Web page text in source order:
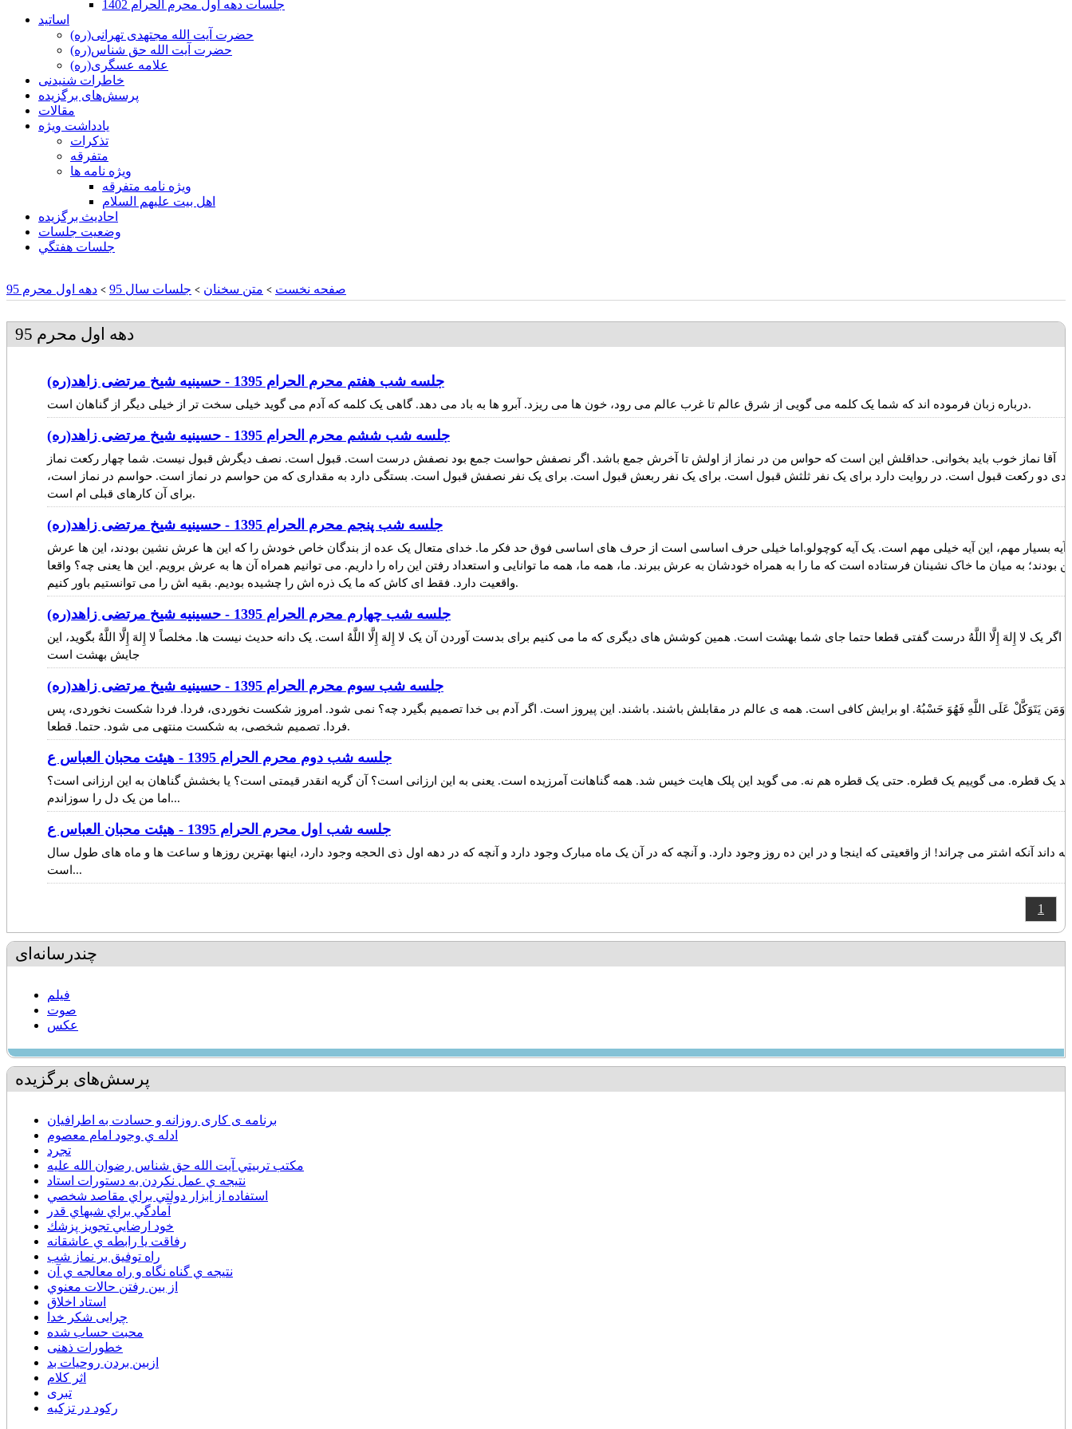
جلسات دهه اول محرم الحرام 1402
اساتید
حضرت آیت الله مجتهدی تهرانی(ره)
حضرت آیت الله حق شناس(ره)
علامه عسگری(ره)
خاطرات شنیدنی
پرسش‌های برگزیده
مقالات
یادداشت ویژه
تذكرات
متفرقه
ويژه نامه ها
ويژه نامه متفرقه
اهل بيت عليهم السلام
احادیث برگزیده
وضعیت جلسات
جلسات هفتگي
صفحه نخست > متن سخنان > جلسات سال 95 > دهه اول محرم 95
دهه اول محرم 95
جلسه شب هفتم محرم الحرام 1395 - حسینیه شیخ مرتضی زاهد(ره)
درباره زبان فرموده اند که شما یک کلمه می گویی از شرق عالم تا غرب عالم می رود، خون ها می ریزد. آبرو ها به باد می دهد. گاهی یک کلمه که آدم می گوید خیلی سخت تر از خیلی دیگر از گناهان است.
جلسه شب ششم محرم الحرام 1395 - حسینیه شیخ مرتضی زاهد(ره)
آقا نماز خوب باید بخوانی. حداقلش این است که حواس من در نماز از اولش تا آخرش جمع باشد. اگر نصفش حواست جمع بود نصفش درست است. قبول است. نصف دیگرش قبول نیست. شما چهار رکعت نماز
دو رکعت قبول است. در روایت دارد برای یک نفر ثلثش قبول است. برای یک نفر ربعش قبول است. برای یک نفر نصفش قبول است. بستگی دارد به مقداری که من حواسم در نماز است. حواسم در نماز است،
برای آن کارهای قبلی ام است.
جلسه شب پنجم محرم الحرام 1395 - حسینیه شیخ مرتضی زاهد(ره)
آیه بسیار مهم، این آیه خیلی مهم است. یک آیه کوچولو.اما خیلی حرف اساسی است از حرف های اساسی فوق حد فکر ما. خدای متعال یک عده از بندگان خاص خودش را که این ها عرش نشین بودند، این ها عرش
بودند؛ به میان ما خاک نشینان فرستاده است که ما را به همراه خودشان به عرش ببرند. ما، همه ما، همه ما توانایی و استعداد رفتن این راه را داریم. می توانیم همراه آن ها به عرش برویم. این ها یعنی چه؟ واقعا
واقعیت دارد. فقط ای کاش که ما یک ذره اش را چشیده بودیم. بقیه اش را می توانستیم باور کنیم.
جلسه شب چهارم محرم الحرام 1395 - حسینیه شیخ مرتضی زاهد(ره)
اگر یک لا إِلهَ إِلَّا اللَّهُ درست گفتی قطعا حتما جای شما بهشت است. همین کوشش های دیگری که ما می کنیم برای بدست آوردن آن یک لا إِلهَ إِلَّا اللَّهُ است. یک دانه حدیث نیست ها. مخلصاً لا إِلهَ إِلَّا اللَّهُ بگوید، این
جایش بهشت است
جلسه شب سوم محرم الحرام 1395 - حسینیه شیخ مرتضی زاهد(ره)
وَمَن يَتَوَكَّلْ عَلَى اللَّهِ فَهُوَ حَسْبُهُ. او برایش کافی است. همه ی عالم در مقابلش باشند. باشند. این پیروز است. اگر آدم بی خدا تصمیم بگیرد چه؟ نمی شود. امروز شکست نخوردی، فردا. فردا شکست نخوردی، پس
فردا. تصمیم شخصی، به شکست منتهی می شود. حتما. قطعا.
جلسه شب دوم محرم الحرام 1395 - هیئت محبان العباس ع
یک قطره. می گوییم یک قطره. حتی یک قطره هم نه. می گوید این پلک هایت خیس شد. همه گناهانت آمرزیده است. یعنی به این ارزانی است؟ آن گریه انقدر قیمتی است؟ یا بخشش گناهان به این ارزانی است؟
اما من یک دل را سوزاندم...
جلسه شب اول محرم الحرام 1395 - هیئت محبان العباس ع
چه داند آنکه اشتر می چراند! از واقعیتی که اینجا و در این ده روز وجود دارد. و آنچه که در آن یک ماه مبارک وجود دارد و آنچه که در دهه اول ذی الحجه وجود دارد، اینها بهترین روزها و ساعت ها و ماه های طول سال
است...
1
چندرسانه‌ای
فیلم
صوت
عکس
پرسش‌های برگزیده
برنامه ی کاری روزانه و حسادت به اطرافیان
ادله ي وجود امام معصوم
تجرد
مكتب تربيتي آيت الله حق شناس رضوان الله عليه
نتيجه ي عمل نكردن به دستورات استاد
استفاده از ابزار دولتي براي مقاصد شخصي
آمادگي براي شبهاي قدر
خود ارضايي تجويز پزشك
رفاقت يا رابطه ي عاشقانه
راه توفيق بر نماز شب
نتيجه ي گناه نگاه و راه معالجه ي آن
از بين رفتن حالات معنوي
استاد اخلاق
چرایی شکر خدا
محبت حساب شده
خطورات ذهنی
ازبین بردن روحیات بد
اثر کلام
تبری
رکود در تزکیه